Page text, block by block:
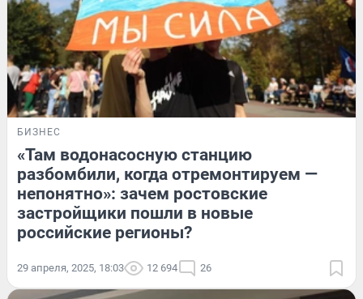
БИЗНЕС
«Там водонасосную станцию
разбомбили, когда отремонтируем —
непонятно»: зачем ростовские
застройщики пошли в новые
российские регионы?
29 апреля, 2025, 18:03 12 694 26